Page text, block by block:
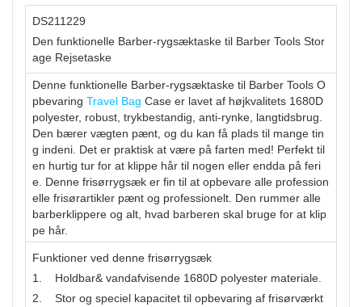
DS211229
Den funktionelle Barber-rygsæktaske til Barber Tools Stor
age Rejsetaske
Denne funktionelle Barber-rygsæktaske til Barber Tools O
pbevaring Travel Bag Case er lavet af højkvalitets 1680D
polyester, robust, trykbestandig, anti-rynke, langtidsbrug.
Den bærer vægten pænt, og du kan få plads til mange tin
g indeni. Det er praktisk at være på farten med! Perfekt til
en hurtig tur for at klippe hår til nogen eller endda på feri
e. Denne frisørrygsæk er fin til at opbevare alle profession
elle frisørartikler pænt og professionelt. Den rummer alle
barberklippere og alt, hvad barberen skal bruge for at klip
pe hår.
Funktioner ved denne frisørrygsæk
1. Holdbar& vandafvisende 1680D polyester materiale.
2. Stor og speciel kapacitet til opbevaring af frisørværkt